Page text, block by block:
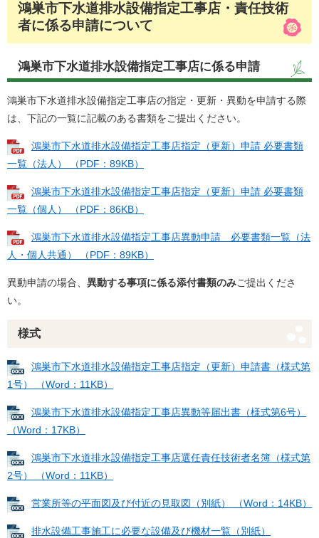
鴻巣市下水道排水設備指定工事店・責任技術
者に係る申請について
鴻巣市下水道排水設備指定工事店に係る申請
鴻巣市下水道排水設備指定工事店の指定・更新・異動を申請する際
は、下記の一覧に記載のある書類をご提出ください。
鴻巣市下水道排水設備指定工事店指定（更新）申請 必要書類
一覧（法人） （PDF：89KB）
鴻巣市下水道排水設備指定工事店指定（更新）申請 必要書類
一覧（個人） （PDF：86KB）
鴻巣市下水道排水設備指定工事店異動申請 必要書類一覧（法
人・個人共通） （PDF：89KB）
異動申請の場合、 異動する事項に係る添付書類のみご提出くださ
い。
様式
鴻巣市下水道排水設備指定工事店指定（更新）申請書（様式第
1号） （Word：11KB）
鴻巣市下水道排水設備指定工事店異動等届出書（様式第6号）
（Word：17KB）
鴻巣市下水道排水設備指定工事店選任責任技術者名簿（様式第
2号） （Word：11KB）
営業所等の平面図及び付近の見取図（別紙） （Word：14KB）
排水設備工事施工に必要な設備及び機材一覧（別紙）